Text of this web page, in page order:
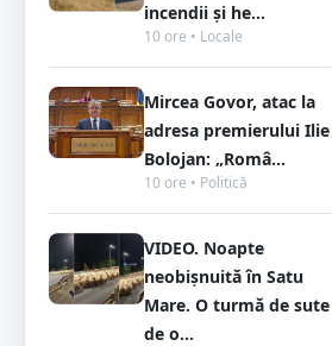
incendii și he...
10 ore • Locale
Mircea Govor, atac la
adresa premierului Ilie
Bolojan: „Româ...
10 ore • Politică
VIDEO. Noapte
neobișnuită în Satu
Mare. O turmă de sute
de o...